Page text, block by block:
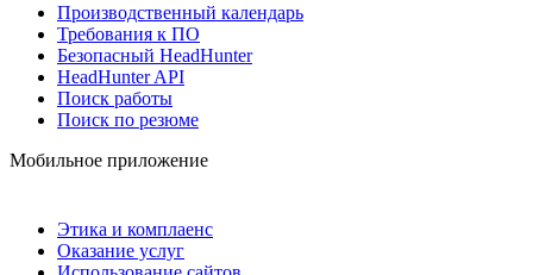
Производственный календарь
Требования к ПО
Безопасный HeadHunter
HeadHunter API
Поиск работы
Поиск по резюме
Мобильное приложение
Этика и комплаенс
Оказание услуг